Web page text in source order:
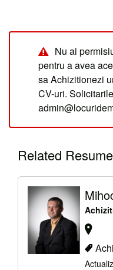
Nu ai
pentru a avea
sa Achizitionezi
CV-uri.
Related Resume